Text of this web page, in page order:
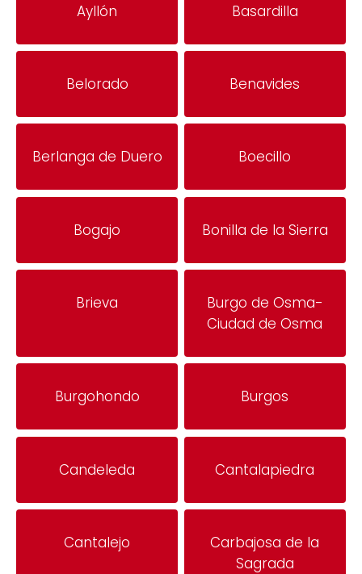
Ayllón Basardilla
Belorado Benavides
Berlanga de Duero Boecillo
Bogajo Bonilla de la Sierra
Brieva
Burgo de Osma-
Ciudad de Osma
Burgohondo Burgos
Candeleda Cantalapiedra
Cantalejo
Carbajosa de la
Sagrada